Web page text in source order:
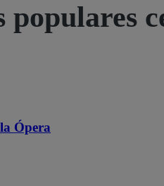
populares
Ópera